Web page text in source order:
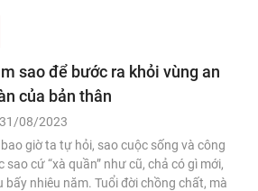
sao để bước ra khỏi vùng an
của bản thân
31/08/2023
giờ ta tự hỏi, sao cuộc sống và công
sao cứ “xà quần” như cũ, chả có gì mới,
bấy nhiêu năm. Tuổi đời chồng chất, mà